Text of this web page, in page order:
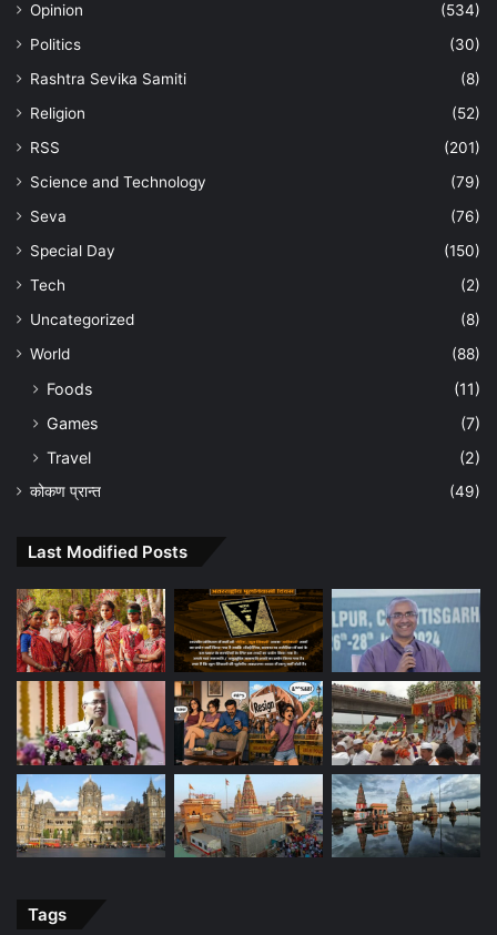
Opinion
(534)
Politics
(30)
Rashtra Sevika Samiti
(8)
Religion
(52)
RSS
(201)
Science and Technology
(79)
Seva
(76)
Special Day
(150)
Tech
(2)
Uncategorized
(8)
World
(88)
Foods
(11)
Games
(7)
Travel
(2)
कोकण प्रान्त (49)
Last Modified Posts
Tags